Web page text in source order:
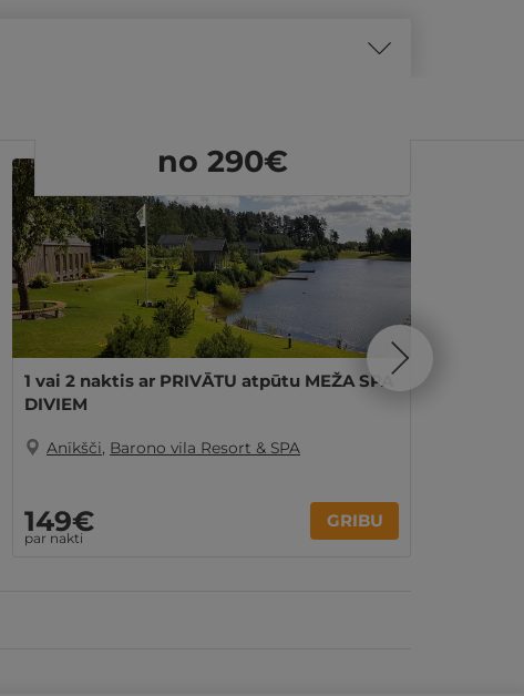
no 290€
1 vai 2 naktis ar PRIVĀTU atpūtu MEŽA SPA
DIVIEM
Anīkšči, Barono vila Resort & SPA
149€
par nakti
GRIBU